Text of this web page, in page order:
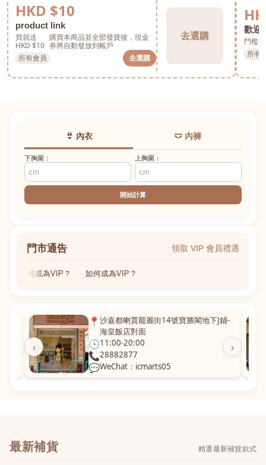
HKD $10
product link
買就送
HKD $10
購買本商品並全部發貨後，現金
券將自動發放到帳戶
所有會員
去選購
去選購
歡迎
門檻
所有
👙 內衣 🩲 內褲
下胸圍： 上胸圍：
開始計算
門市通告 領取 VIP 會員禮遇
如何成為VIP？ 如何成為VIP？
‹ ›
📍 沙嘉都喇賈罷麗街14號寶勝閣地下J鋪-
海皇飯店對面
🕒11:00-20:00
📞28882877
💬WeChat：icmarts05
最新補貨 精選最新補貨款式